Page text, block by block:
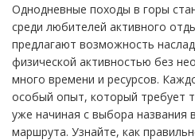
Однодневные походы в горы
среди любителей активного
предлагают возможность
физической активностью без
много времени и ресурсов.
особый опыт, который требует
уже начиная с выбора названия
маршрута. Узнайте, как